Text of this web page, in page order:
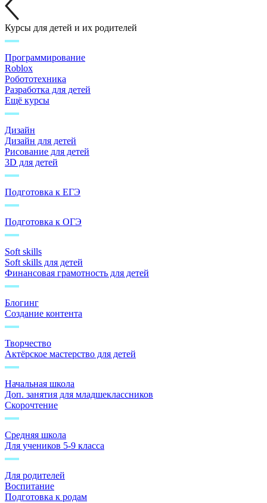
Курсы для детей и их родителей
Программирование
Roblox
Робототехника
Разработка для детей
Ещё курсы
Дизайн
Дизайн для детей
Рисование для детей
3D для детей
Подготовка к ЕГЭ
Подготовка к ОГЭ
Soft skills
Soft skills для детей
Финансовая грамотность для детей
Блогинг
Создание контента
Творчество
Актёрское мастерство для детей
Начальная школа
Доп. занятия для младшеклассников
Скорочтение
Средняя школа
Для учеников 5-9 класса
Для родителей
Воспитание
Подготовка к родам